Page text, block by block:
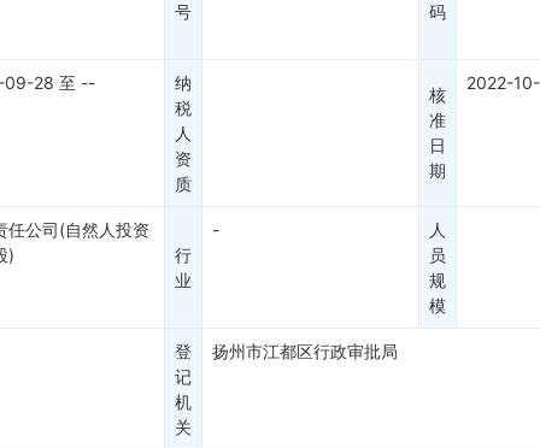
号
码
09-28 至 --
纳
税
人
资
质
核
准
日
期
2022-
任公司(自然人投资
)
行
业
-
人
员
规
模
登
记
机
关
扬州市江都区行政审批局